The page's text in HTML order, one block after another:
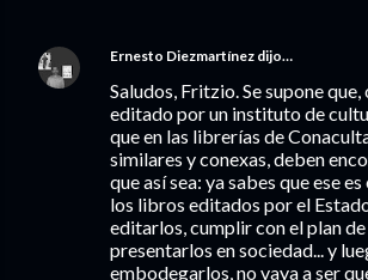
Ernesto Diezmartínez dijo…
Saludos, Fritzio. Se supone
editado por un instituto de
que en las librerías de
similares y conexas, deben
que así sea: ya sabes que ese
los libros editados por el
editarlos, cumplir con el plan
presentarlos en sociedad... y
embodegarlos, no vaya a ser